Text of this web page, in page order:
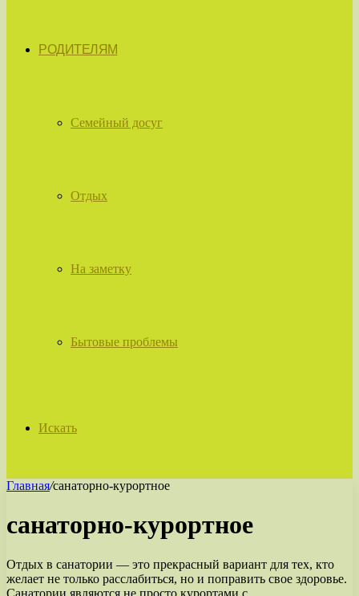
РОДИТЕЛЯМ
Семейный досуг
Отдых
На заметку
Бытовые проблемы
Искать
Главная/санаторно-курортное
санаторно-курортное
Отдых в санатории — это прекрасный вариант для тех, кто
желает не только расслабиться, но и поправить свое здоровье.
Санатории являются не просто курортами с